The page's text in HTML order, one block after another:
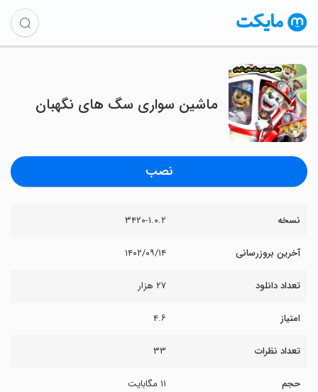
ماشین سواری سگ های نگهبان
نصب
نسخه ۳۴۲۰-۱.۰.۲
آخرین بروزرسانی ۱۴۰۲/۰۹/۱۴
تعداد دانلود ۲۷ هزار
امتیاز ۴.۶
تعداد نظرات ۳۳
حجم ۱۱ مگابایت